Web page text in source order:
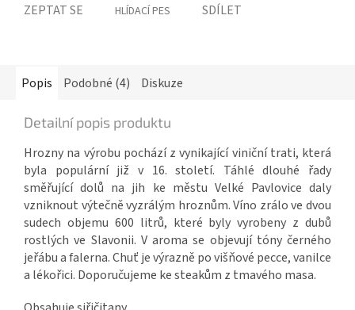
ZEPTAT SE HLÍDACÍ PES SDÍLET
Popis Podobné (4) Diskuze
Detailní popis produktu
Hrozny na výrobu pochází z vynikající viniční trati, která
byla populární již v 16. století. Táhlé dlouhé řady
směřující dolů na jih ke městu Velké Pavlovice daly
vzniknout výtečně vyzrálým hroznům. Víno zrálo ve dvou
sudech objemu 600 litrů, které byly vyrobeny z dubů
rostlých ve Slavonii. V aroma se objevují tóny černého
jeřábu a falerna. Chuť je výrazně po višňové pecce, vanilce
a lékořici. Doporučujeme ke steakům z tmavého masa.